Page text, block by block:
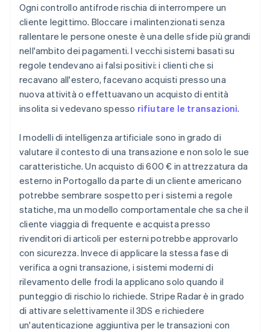
Ogni controllo antifrode rischia di interrompere un
cliente legittimo. Bloccare i malintenzionati senza
rallentare le persone oneste è una delle sfide più grandi
nell'ambito dei pagamenti. I vecchi sistemi basati su
regole tendevano ai falsi positivi: i clienti che si
recavano all'estero, facevano acquisti presso una
nuova attività o effettuavano un acquisto di entità
insolita si vedevano spesso rifiutare le transazioni.
I modelli di intelligenza artificiale sono in grado di
valutare il contesto di una transazione e non solo le sue
caratteristiche. Un acquisto di 600 € in attrezzatura da
esterno in Portogallo da parte di un cliente americano
potrebbe sembrare sospetto per i sistemi a regole
statiche, ma un modello comportamentale che sa che il
cliente viaggia di frequente e acquista presso
rivenditori di articoli per esterni potrebbe approvarlo
con sicurezza. Invece di applicare la stessa fase di
verifica a ogni transazione, i sistemi moderni di
rilevamento delle frodi la applicano solo quando il
punteggio di rischio lo richiede. Stripe Radar è in grado
di attivare selettivamente il 3DS e richiedere
un'autenticazione aggiuntiva per le transazioni con